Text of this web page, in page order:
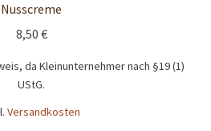
Nusscreme
8,50 €
da Kleinunternehmer nach §19 (1)
UStG.
Versandkosten